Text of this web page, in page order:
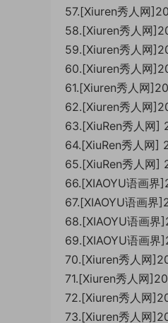
57.[Xiuren秀人网
58.[Xiuren秀人网
59.[Xiuren秀人网
60.[Xiuren秀人网
61.[Xiuren秀人网
62.[Xiuren秀人网
63.[XiuRen秀人网]
64.[XiuRen秀人网]
65.[XiuRen秀人网]
66.[XIAOYU语画界
67.[XIAOYU语画界
68.[XIAOYU语画界
69.[XIAOYU语画界
70.[Xiuren秀人网
71.[Xiuren秀人网
72.[Xiuren秀人网
73.[Xiuren秀人网